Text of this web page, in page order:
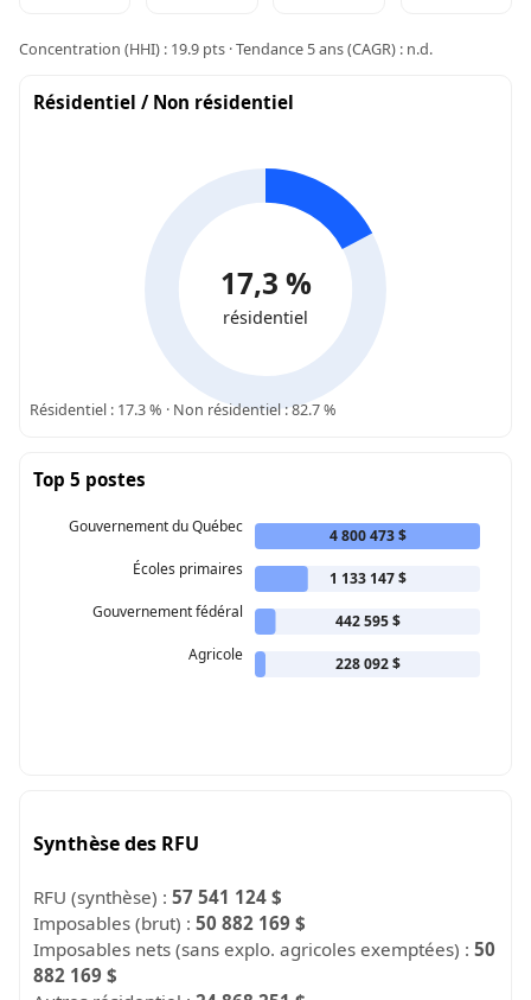
Concentration (HHI) : 19.9 pts · Tendance 5 ans (CAGR) : n.d.
Résidentiel / Non résidentiel
17,3 %
résidentiel
Résidentiel : 17.3 % · Non résidentiel : 82.7 %
Top 5 postes
Gouvernement du Québec
4 800 473 $
Écoles primaires
1 133 147 $
Gouvernement fédéral
442 595 $
Agricole
228 092 $
Synthèse des RFU
RFU (synthèse) :57 541 124 $
Imposables (brut) :50 882 169 $
Imposables nets (sans explo. agricoles exemptées) :50
882 169 $